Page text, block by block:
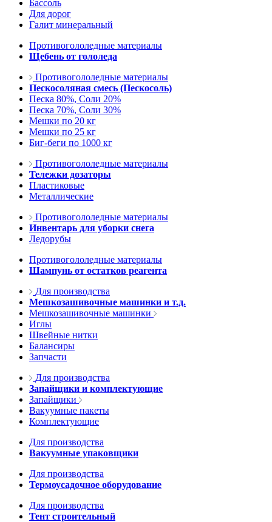
Бассоль
Для дорог
Галит минеральный
Противогололедные материалы
Щебень от гололеда
Противогололедные материалы
Пескосоляная смесь (Пескосоль)
Песка 80%, Соли 20%
Песка 70%, Соли 30%
Мешки по 20 кг
Мешки по 25 кг
Биг-беги по 1000 кг
Противогололедные материалы
Тележки дозаторы
Пластиковые
Металлические
Противогололедные материалы
Инвентарь для уборки снега
Ледорубы
Противогололедные материалы
Шампунь от остатков реагента
Для производства
Мешкозашивочные машинки и т.д.
Мешкозашивочные машинки
Иглы
Швейные нитки
Балансиры
Запчасти
Для производства
Запайщики и комплектующие
Запайщики
Вакуумные пакеты
Комплектующие
Для производства
Вакуумные упаковщики
Для производства
Термоусадочное оборудование
Для производства
Тент строительный